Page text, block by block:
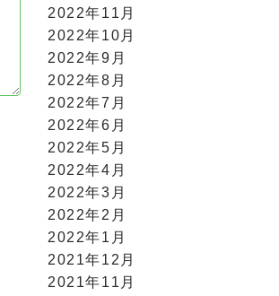
2022年11月
2022年10月
2022年9月
2022年8月
2022年7月
2022年6月
2022年5月
2022年4月
2022年3月
2022年2月
2022年1月
2021年12月
2021年11月